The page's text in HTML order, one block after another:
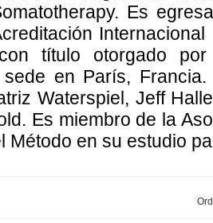
Es
título otorgado
sede en París,
Waterspiel, Jeff
Es miembro de la
Método en su estudio